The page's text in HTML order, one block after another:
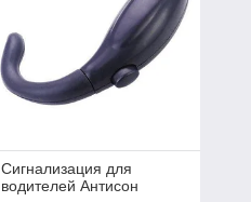
Сигнализация для
водителей Антисон